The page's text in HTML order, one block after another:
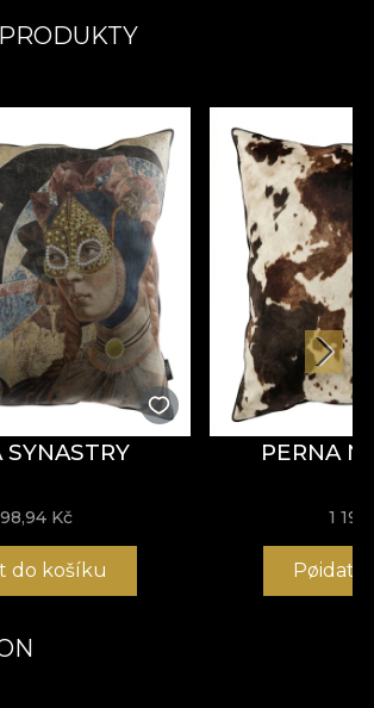
SYNASTRY
Kč
do košíku
PERNA
1
Pøidat